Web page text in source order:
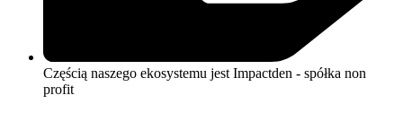
Częścią naszego ekosystemu jest Impactden - spółka non
profit